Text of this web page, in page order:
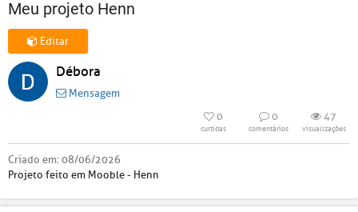
Meu projeto Henn
Editar
Débora
Mensagem
0
curtidas
0
comentários
47
visualizações
Criado em:08/06/2026
Projeto feito em Mooble - Henn